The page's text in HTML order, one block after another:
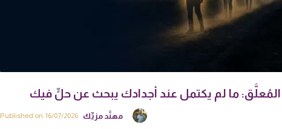
المُعلَّق: ما لم يكتمل عند أجدادك يبحث عن حلٍّ فيك
مهنَّد مزيِّك Published on: 16/07/2026